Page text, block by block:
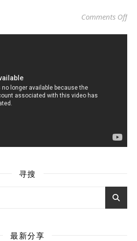
Comments Offon
寻搜
最新分享